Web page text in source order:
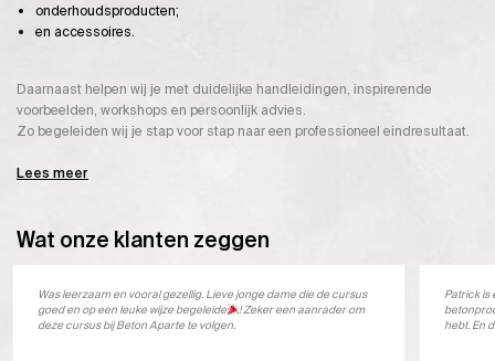
onderhoudsproducten;
en accessoires.
Daarnaast helpen wij je met duidelijke handleidingen, inspirerende
voorbeelden, workshops en persoonlijk advies.
Zo begeleiden wij je stap voor stap naar een professioneel eindresultaat.
Lees meer
Wat onze klanten zeggen
Was leerzaam en vooral gezellig. Lieve jonge dame die de cursus
goed en op een leuke wijze begeleide
! Zeker een aanrader om
deze cursus bij Beton Aparte te volgen.
Patrick is
hebt. En